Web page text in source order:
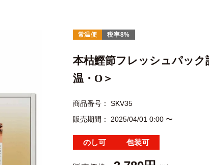
常温便 税率8%
本枯鰹節フレッシュパック
温・O＞
商品番号
SKV35
販売期間
2025/04/01 0:00 〜
のし可 包装可